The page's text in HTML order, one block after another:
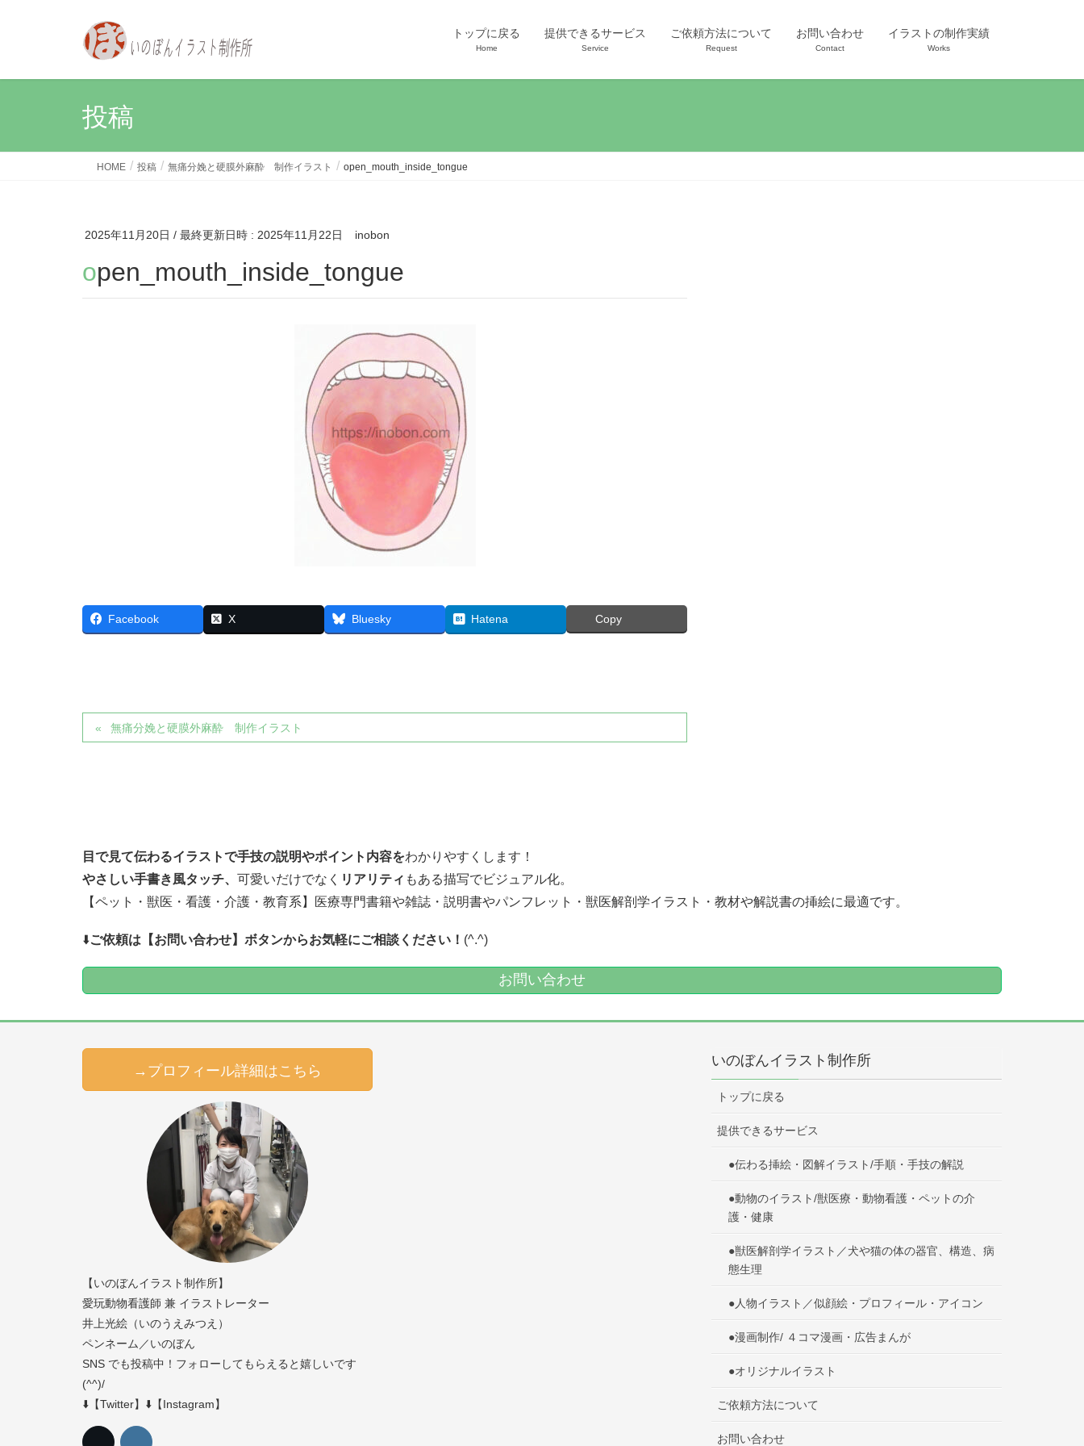
トップに戻る
Home
提供できるサービス
Service
ご依頼方法について
Request
お問い合わせ
Contact
イラストの制作実績
Works
投稿
HOME 投稿 無痛分娩と硬膜外麻酔 制作イラスト open_mouth_inside_tongue
2025年11月20日 / 最終更新日時 : 2025年11月22日 inobon
open_mouth_inside_tongue
Facebook X Bluesky Hatena Copy
無痛分娩と硬膜外麻酔 制作イラスト
目で見て伝わるイラストで手技の説明やポイント内容をわかりやすくします！
やさしい手書き風タッチ、 可愛いだけでなく リアリティ もある描写でビジュアル化。
【ペット・獣医・看護・介護・教育系】医療専門書籍や雑誌・説明書やパンフレット・獣医解剖学イラスト・教材や解説書の挿絵に最適です。
⬇️ご依頼は【お問い合わせ】ボタンからお気軽にご相談ください！ (^.^)
お問い合わせ
→プロフィール詳細はこちら
【いのぼんイラスト制作所】
愛玩動物看護師 兼 イラストレーター
井上光絵（いのうえみつえ）
ペンネーム／いのぼん
SNS でも投稿中！フォローしてもらえると嬉しいです
(^^)/
⬇️【Twitter】⬇️【Instagram】
いのぼんイラスト制作所
トップに戻る
提供できるサービス
●伝わる挿絵・図解イラスト/手順・手技の解説
●動物のイラスト/獣医療・動物看護・ペットの介
護・健康
●獣医解剖学イラスト／犬や猫の体の器官、構造、病
態生理
●人物イラスト／似顔絵・プロフィール・アイコン
●漫画制作/ ４コマ漫画・広告まんが
●オリジナルイラスト
ご依頼方法について
お問い合わせ